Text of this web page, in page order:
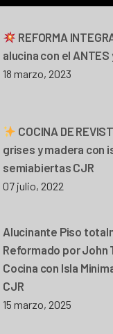
REFORMA
alucina con el ANTES
18 marzo, 2023
COCINA DE
grises y madera con
semiabiertas CJR
07 julio, 2022
Alucinante Piso
Reformado por John
Cocina con Isla
CJR
15 marzo, 2025